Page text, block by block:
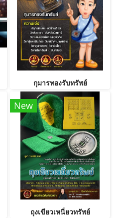
กุมารทองรับทรัพย์
New
ถุงเขียวเหนี่ยวทรัพย์